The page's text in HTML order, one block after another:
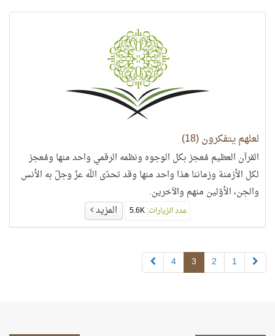
لعلهم يتفكرون (18)
القرآن العظيم مُعجز بكل الوجوه ونظمه الرقمي واحد منها ومُعجز
لكل الأزمنة وزماننا هذا واحد منها وقد تحدّى اللّه عزّ وجلّ به الأنس
والجن، الأوّلين منهم والآخرين.
عدد الزيارات: المزيد
1
2
3
4